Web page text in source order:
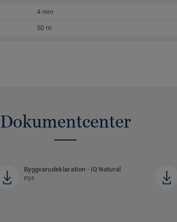
4 mm
50 m
Dokumentcenter
Byggvarudeklaration - iQ Natural
PDF